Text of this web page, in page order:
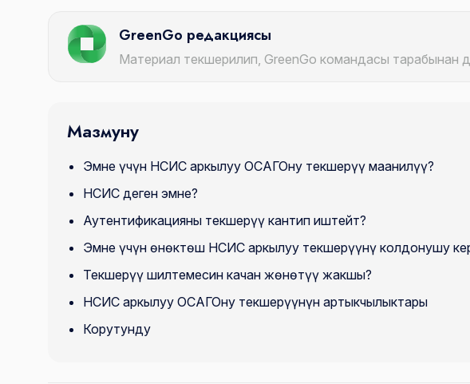
GreenGo редакциясы
Материал текшерилип, GreenGo командасы тарабынан
Мазмуну
Эмне үчүн НСИС аркылуу ОСАГОну текшерүү маанилүү?
НСИС деген эмне?
Аутентификацияны текшерүү кантип иштейт?
Эмне үчүн өнөктөш НСИС аркылуу текшерүүнү колдонушу
Текшерүү шилтемесин качан жөнөтүү жакшы?
НСИС аркылуу ОСАГОну текшерүүнүн артыкчылыктары
Корутунду